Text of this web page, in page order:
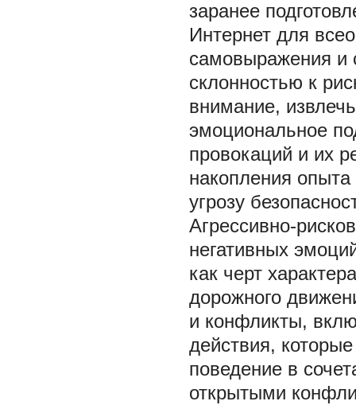
заранее
Интернет для
самовыражения и
склонностью к
внимание,
эмоциональное
провокаций и их
накопления
угрозу
Агрессивно-
негативных
как черт
дорожного
и конфликты,
действия,
поведение в
открытыми